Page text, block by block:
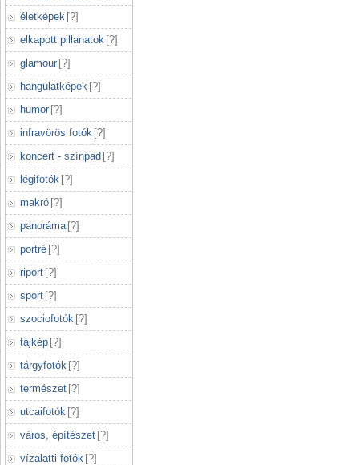
életképek [?]
elkapott pillanatok [?]
glamour [?]
hangulatképek [?]
humor [?]
infravörös fotók [?]
koncert - színpad [?]
légifotók [?]
makró [?]
panoráma [?]
portré [?]
riport [?]
sport [?]
szociofotók [?]
tájkép [?]
tárgyfotók [?]
természet [?]
utcaifotók [?]
város, építészet [?]
vízalatti fotók [?]